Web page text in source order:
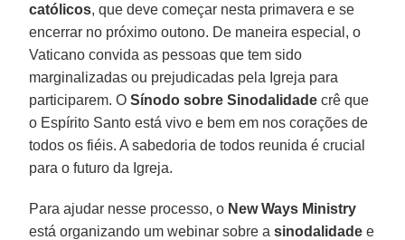
católicos, que deve começar nesta primavera e se
encerrar no próximo outono. De maneira especial, o
Vaticano convida as pessoas que tem sido
marginalizadas ou prejudicadas pela Igreja para
participarem. OSínodo sobre Sinodalidade crê que
o Espírito Santo está vivo e bem em nos corações de
todos os fiéis. A sabedoria de todos reunida é crucial
para o futuro da Igreja.
Para ajudar nesse processo, o New Ways Ministry
está organizando um webinar sobre asinodalidade e